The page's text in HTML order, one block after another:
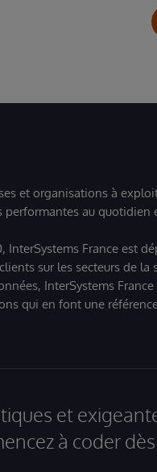
et organisations à
au quotidien
InterSystems France est
sur les secteurs de
InterSystems
qui en font une
et
à coder